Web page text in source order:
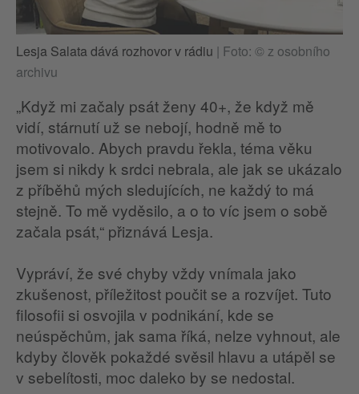
Lesja Salata dává rozhovor v rádiu | Foto: © z osobního
archivu
„Když mi začaly psát ženy 40+, že když mě
vidí, stárnutí už se nebojí, hodně mě to
motivovalo. Abych pravdu řekla, téma věku
jsem si nikdy k srdci nebrala, ale jak se ukázalo
z příběhů mých sledujících, ne každý to má
stejně. To mě vyděsilo, a o to víc jsem o sobě
začala psát,“ přiznává Lesja.
Vypráví, že své chyby vždy vnímala jako
zkušenost, příležitost poučit se a rozvíjet. Tuto
filosofii si osvojila v podnikání, kde se
neúspěchům, jak sama říká, nelze vyhnout, ale
kdyby člověk pokaždé svěsil hlavu a utápěl se
v sebelítosti, moc daleko by se nedostal.